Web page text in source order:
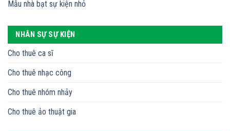
Mẫu nhà bạt sự kiện nhỏ
NHÂN SỰ SỰ KIỆN
Cho thuê ca sĩ
Cho thuê nhạc công
Cho thuê nhóm nhảy
Cho thuê ảo thuật gia